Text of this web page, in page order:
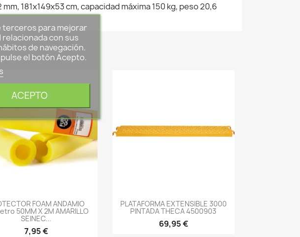
181x149x53 cm, capacidad máxima 150 kg, peso 20,6
-->
FOAM ANDAMIO
50MM X 2M AMARILLO
SEINEC...
7,95 €
-->
PLATAFORMA EXTENSIBLE 3000
PINTADA THECA 4500903
69,95 €
terceros para mejorar
con sus
de navegación.
el botón Acepto.
ACEPTO